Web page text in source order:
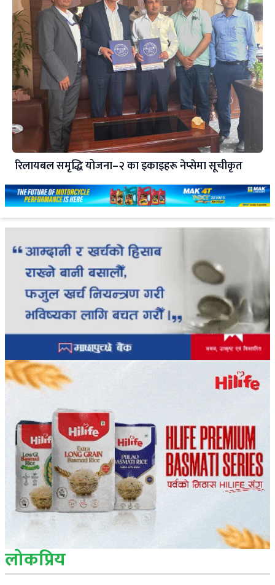
रिलायबल समृद्धि योजना–२ का इकाइहरू नेप्सेमा सूचीकृत
लोकप्रिय